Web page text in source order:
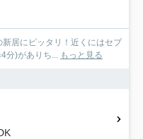
新居にピッタリ！近くにはセブ
分)がありち...
もっと見る